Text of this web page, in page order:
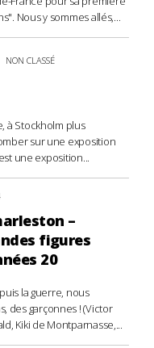
Nous y sommes allés,...
NON CLASSÉ
à Stockholm plus
sur une exposition
une exposition...
–
figures
20
la guerre, nous
des garçonnes ! (Victor
Kiki de Montparnasse,...